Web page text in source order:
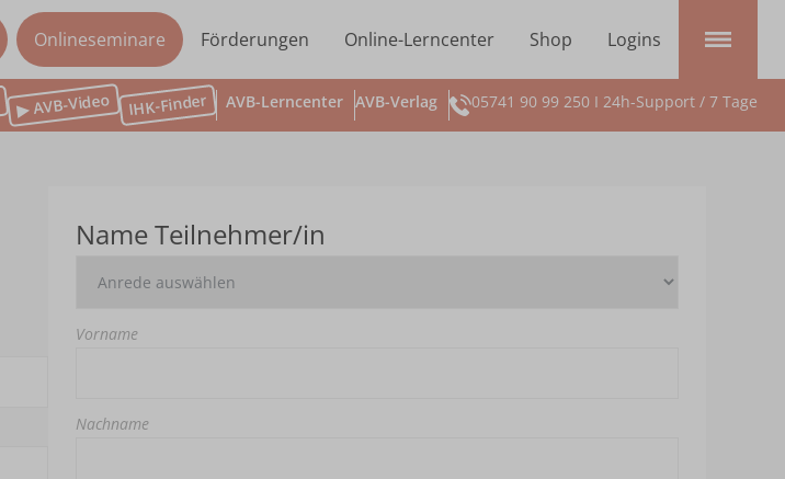
Onlineseminare Förderungen Online-Lerncenter Shop Logins
▶ AVB-Video IHK-Finder AVB-Lerncenter AVB-Verlag 05741 90 99 250 I 24h-Support / 7 Tage
Name Teilnehmer/in
Vorname
Nachname